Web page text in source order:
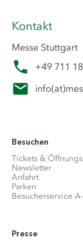
Kontakt
Messe Stuttgart
+49 711
info(at)
Besuchen
Tickets &
Newsletter
Anfahrt
Parken
Besucherservice
Presse